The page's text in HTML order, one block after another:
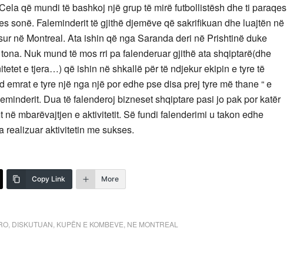
që mundi të bashkoj një grup të mirë futbollistësh dhe ti paraqes
sonë. Faleminderit të gjithë djemëve që sakrifikuan dhe luajtën në
në Montreal. Ata ishin që nga Saranda deri në Prishtinë duke
Nuk mund të mos rri pa falenderuar gjithë ata shqiptarë(dhe
e tjera…) që ishin në shkallë për të ndjekur ekipin e tyre të
emrat e tyre një nga një por edhe pse disa prej tyre më thane “ e
Dua të falenderoj bizneset shqiptare pasi jo pak por katër
mbarëvajtjen e aktivitetit. Së fundi falenderimi u takon edhe
realizuar aktivitetin me sukses.
Copy Link More
DISKUTUAN KUPËN E KOMBEVE NE MONTREAL